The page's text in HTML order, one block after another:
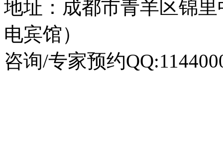
地址：成都市青羊区锦
电宾馆）
咨询/专家预约